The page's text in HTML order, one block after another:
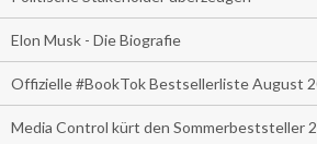
Elon Musk - Die Biografie
Offizielle #BookTok Bestsellerliste August
Media Control kürt den Sommerbeststeller